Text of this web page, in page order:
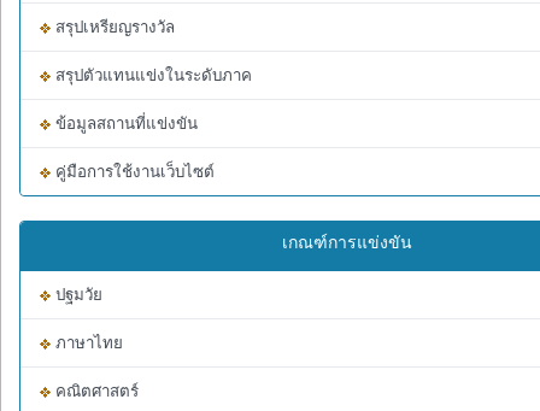
สรุปเหรียญรางวัล
สรุปตัวแทนแข่งในระดับภาค
ข้อมูลสถานที่แข่งขัน
คู่มือการใช้งานเว็บไซต์
เกณฑ์การแข่งขัน
ปฐมวัย
ภาษาไทย
คณิตศาสตร์